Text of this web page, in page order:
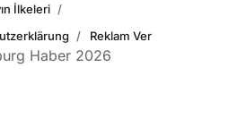
Haber 2026
İlkeleri
Reklam Ver